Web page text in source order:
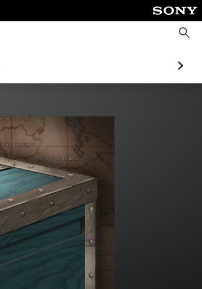
検
索